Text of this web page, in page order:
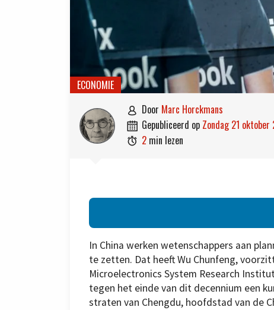
ECONOMIE
 door Marc Horckmans
 gepubliceerd op zondag 21 oktober
 2 min lezen
In China werken wetenschappers aan
te zetten. Dat heeft Wu Chunfeng,
Microelectronics System Research
tegen het einde van dit decennium een
straten van Chengdu, hoofdstad van de